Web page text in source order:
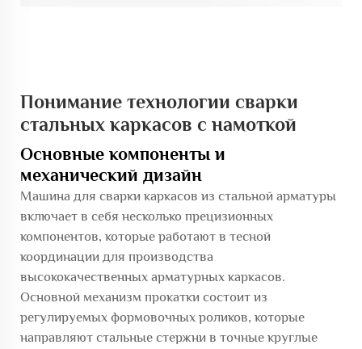
Понимание технологии сварки
стальных каркасов с намоткой
Основные компоненты и
механический дизайн
Машина для сварки каркасов из стальной арматуры
включает в себя несколько прецизионных
компонентов, которые работают в тесной
координации для производства
высококачественных арматурных каркасов.
Основной механизм прокатки состоит из
регулируемых формовочных роликов, которые
направляют стальные стержни в точные круглые